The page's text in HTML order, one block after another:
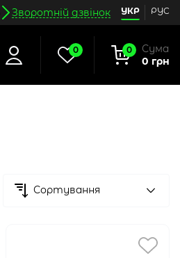
Зворотній дзвінок УКР РУС
0 0
Сума
0 грн
Сортування